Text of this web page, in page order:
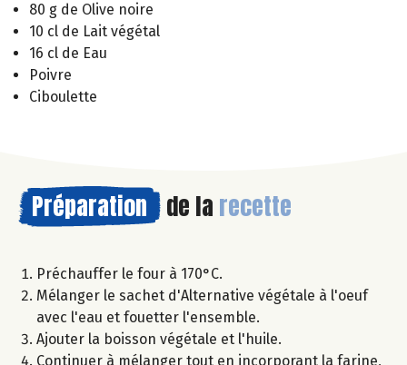
80 g de Olive noire
10 cl de Lait végétal
16 cl de Eau
Poivre
Ciboulette
Préparation de la recette
Préchauffer le four à 170°C.
Mélanger le sachet d'Alternative végétale à l'oeuf
avec l'eau et fouetter l'ensemble.
Ajouter la boisson végétale et l'huile.
Continuer à mélanger tout en incorporant la farine,